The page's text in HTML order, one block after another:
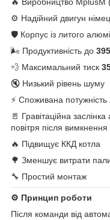
🔥 Виробництво
⚙️ Надійний двигун
🛡 Корпус із литого
🌬 Продуктивність до
💨 Максимальний тиск
🔇 Низький рівень шуму
⚡ Споживана
🚪 Гравітаційна
повітря після
🔥 Підвищує ККД котла
🌳 Зменшує витрати
🔧 Простий монтаж
⚙️ Принцип роботи
Після команди від